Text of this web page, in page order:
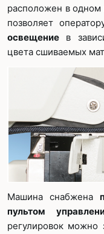
расположен в
позволяет
освещение в
цвета сшиваемых
Машина снабжена
пультом
регулировок можно